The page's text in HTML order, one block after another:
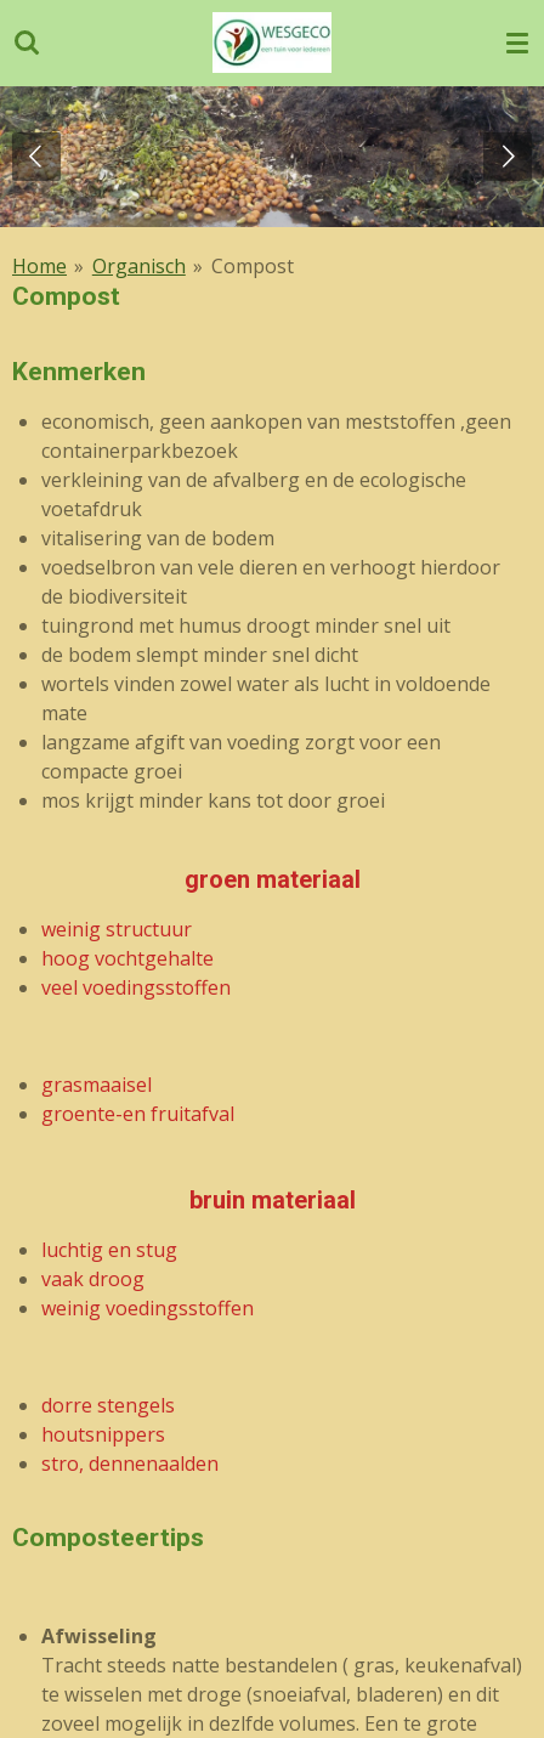
direct
naar
de
hoofdinhoud
Home » Organisch » Compost
Compost
Kenmerken
economisch, geen aankopen van meststoffen ,geen
containerparkbezoek
verkleining van de afvalberg en de ecologische
voetafdruk
vitalisering van de bodem
voedselbron van vele dieren en verhoogt hierdoor
de biodiversiteit
tuingrond met humus droogt minder snel uit
de bodem slempt minder snel dicht
wortels vinden zowel water als lucht in voldoende
mate
langzame afgift van voeding zorgt voor een
compacte groei
mos krijgt minder kans tot door groei
groen materiaal
weinig structuur
hoog vochtgehalte
veel voedingsstoffen
grasmaaisel
groente-en fruitafval
bruin materiaal
luchtig en stug
vaak droog
weinig voedingsstoffen
dorre stengels
houtsnippers
stro, dennenaalden
Composteertips
Afwisseling
Tracht steeds natte bestandelen ( gras, keukenafval)
te wisselen met droge (snoeiafval, bladeren) en dit
zoveel mogelijk in dezlfde volumes. Een te grote